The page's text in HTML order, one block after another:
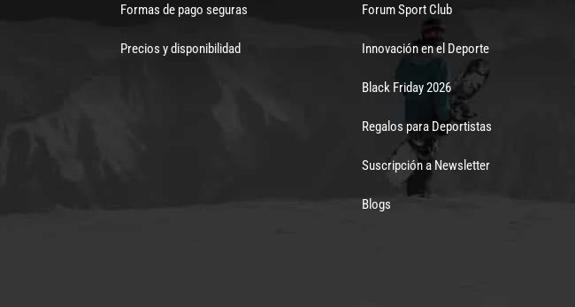
Formas de pago seguras
Precios y disponibilidad
Forum Sport Club
Innovación en el Deporte
Black Friday 2026
Regalos para Deportistas
Suscripción a Newsletter
Blogs